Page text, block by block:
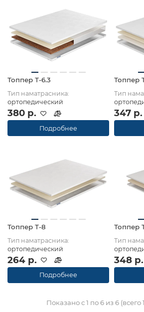
Топпер Т-6.3
Тип наматрасника:
ортопедический
380 р.
Подробнее
Топпер
Тип
347 р.
Топпер Т-8
Тип наматрасника:
ортопедический
264 р.
Подробнее
Топпер
Тип
348 р.
Показано с 1 по 6 из 6 (всего